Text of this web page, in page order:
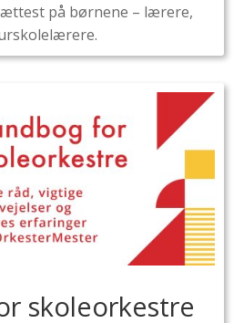
på børnene – lærere,
skoleorkestre